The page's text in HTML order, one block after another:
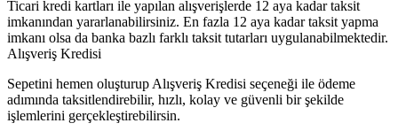
Ticari kredi kartları ile yapılan alışverişlerde 12 aya kadar taksit
imkanından yararlanabilirsiniz. En fazla 12 aya kadar taksit yapma
imkanı olsa da banka bazlı farklı taksit tutarları uygulanabilmektedir.
Alışveriş Kredisi
Sepetini hemen oluşturup Alışveriş Kredisi seçeneği ile ödeme
adımında taksitlendirebilir, hızlı, kolay ve güvenli bir şekilde
işlemlerini gerçekleştirebilirsin.